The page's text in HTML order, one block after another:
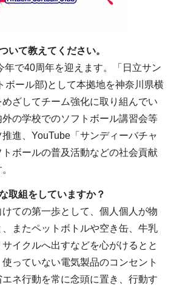
いて教えてください。
で40周年を迎えます。「日立サン
ボール部)として本拠地を神奈川県横
ざしてチーム強化に取り組んでい
の学校でのソフトボール講習会等
進、YouTube「サンディーバチャ
ボールの普及活動などの社会貢献
取組をしていますか？
ての第一歩として、個人個人が物
またペットボトルや空き缶、牛乳
イクルへ出すなどを心がけるとと
っていない電気製品のコンセント
ネ行動を常に念頭に置き、行動す